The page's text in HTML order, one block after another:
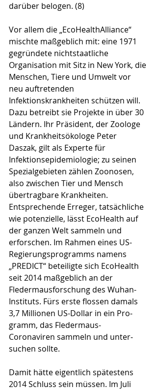
darüber belogen. (8)
Vor allem die „EcoHealthAlliance“
mischte maßgeblich mit: eine 1971
gegründete nichtstaatliche
Organisation mit Sitz in New York, die
Menschen, Tiere und Umwelt vor
neu auftretenden
Infektionskrankheiten schützen will.
Dazu betreibt sie Projekte in über 30
Ländern. Ihr Präsi­dent, der Zoologe
und Krankheitsökologe Peter
Daszak, gilt als Experte für
Infektionsepidemiologie; zu seinen
Spezialgebieten zählen Zoonosen,
also zwischen Tier und Mensch
übertragbare Krankheiten.
Entsprechende Er­reger, tatsächliche
wie potenzielle, lässt EcoHealth auf
der ganzen Welt sammeln und
erforschen. Im Rahmen eines US-
Regierungsprogramms namens
„PREDICT“ be­teiligte sich EcoHealth
seit 2014 maßgeblich an der
Fledermausforschung des Wuhan-
Instituts. Fürs erste flos­­sen damals
3,7 Millionen US-Dollar in ein Pro­
gramm, das Fledermaus-
Coronaviren sammeln und unter­
suchen sollte.
Damit hätte eigentlich spätestens
2014 Schluss sein müssen. Im Juli